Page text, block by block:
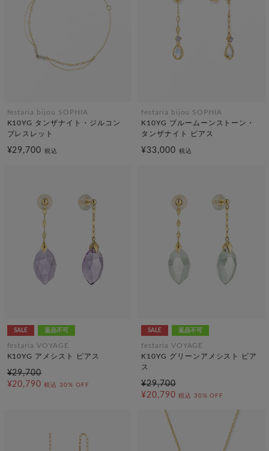
festaria bijou SOPHIA
K10YG タンザナイト・ジルコン
ブレスレット
¥29,700税込
festaria bijou SOPHIA
K10YG ブルームーンストーン・
タンザナイト ピアス
¥33,000 税込
SALE 返品不可
festaria VOYAGE
K10YG アメシスト ピアス
¥29,700
¥20,790 税込 30% OFF
SALE 返品不可
festaria VOYAGE
K10YG グリーンアメシスト ピア
ス
¥29,700
¥20,790 税込 30% OFF